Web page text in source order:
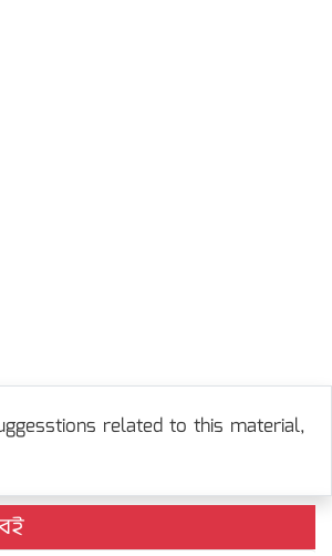
related to this material,